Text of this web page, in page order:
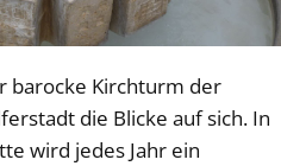
barocke Kirchturm der
die Blicke auf sich. In
wird jedes Jahr ein